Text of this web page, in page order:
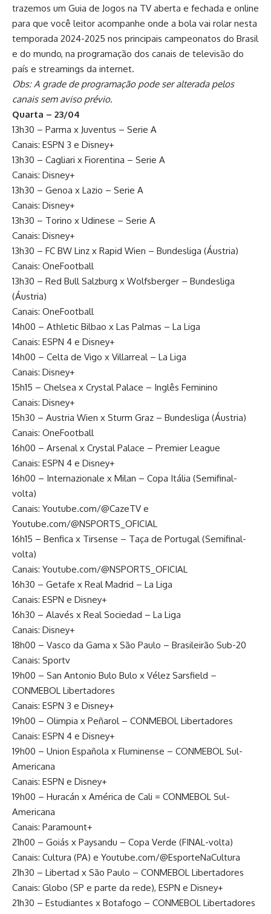
trazemos um Guia de Jogos na TV aberta e fechada e online
para que você leitor acompanhe onde a bola vai rolar nesta
temporada 2024-2025 nos principais campeonatos do Brasil
e do mundo, na programação dos canais de televisão do
país e streamings da internet.
Obs: A grade de programação pode ser alterada pelos
canais sem aviso prévio.
Quarta – 23/04
13h30 – Parma x Juventus – Serie A
Canais: ESPN 3 e Disney+
13h30 – Cagliari x Fiorentina – Serie A
Canais: Disney+
13h30 – Genoa x Lazio – Serie A
Canais: Disney+
13h30 – Torino x Udinese – Serie A
Canais: Disney+
13h30 – FC BW Linz x Rapid Wien – Bundesliga (Áustria)
Canais: OneFootball
13h30 – Red Bull Salzburg x Wolfsberger – Bundesliga
(Áustria)
Canais: OneFootball
14h00 – Athletic Bilbao x Las Palmas – La Liga
Canais: ESPN 4 e Disney+
14h00 – Celta de Vigo x Villarreal – La Liga
Canais: Disney+
15h15 – Chelsea x Crystal Palace – Inglês Feminino
Canais: Disney+
15h30 – Austria Wien x Sturm Graz – Bundesliga (Áustria)
Canais: OneFootball
16h00 – Arsenal x Crystal Palace – Premier League
Canais: ESPN 4 e Disney+
16h00 – Internazionale x Milan – Copa Itália (Semifinal-
volta)
Canais: Youtube.com/@CazeTV e
Youtube.com/@NSPORTS_OFICIAL
16h15 – Benfica x Tirsense – Taça de Portugal (Semifinal-
volta)
Canais: Youtube.com/@NSPORTS_OFICIAL
16h30 – Getafe x Real Madrid – La Liga
Canais: ESPN e Disney+
16h30 – Alavés x Real Sociedad – La Liga
Canais: Disney+
18h00 – Vasco da Gama x São Paulo – Brasileirão Sub-20
Canais: Sportv
19h00 – San Antonio Bulo Bulo x Vélez Sarsfield –
CONMEBOL Libertadores
Canais: ESPN 3 e Disney+
19h00 – Olimpia x Peñarol – CONMEBOL Libertadores
Canais: ESPN 4 e Disney+
19h00 – Union Española x Fluminense – CONMEBOL Sul-
Americana
Canais: ESPN e Disney+
19h00 – Huracán x América de Cali = CONMEBOL Sul-
Americana
Canais: Paramount+
21h00 – Goiás x Paysandu – Copa Verde (FINAL-volta)
Canais: Cultura (PA) e Youtube.com/@EsporteNaCultura
21h30 – Libertad x São Paulo – CONMEBOL Libertadores
Canais: Globo (SP e parte da rede), ESPN e Disney+
21h30 – Estudiantes x Botafogo – CONMEBOL Libertadores